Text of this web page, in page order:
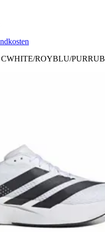
ROYBLU/PURRUB